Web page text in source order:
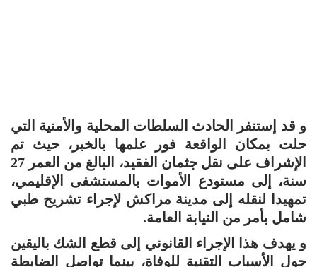
و قد إستنفر الحادث السلطات المحلية والأمنية التي
حلت بمكان الواقعة فور علمها بالخبر، حيث تم
الإشراف على نقل جثمان الفقيد، البالغ من العمر 27
سنة، إلى مستودع الأموات بالمستشفى الإقليمي،
تمهيدا لنقله إلى مدينة مراكش لإجراء تشريح طبي
شامل بأمر من النيابة العامة.
و يهدف هذا الإجراء القانوني إلى قطع الشك باليقين
حول الأسباب التقنية للوفاة، بينما تواصل الضابطة